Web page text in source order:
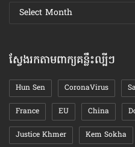
ស្វែងរក
ឯកសារ
ស្វែងរកតាមពាក្យគន្លឹះល្បីៗ
Hun Sen CoronaVirus
France EU China
Justice Khmer Kem Sokha